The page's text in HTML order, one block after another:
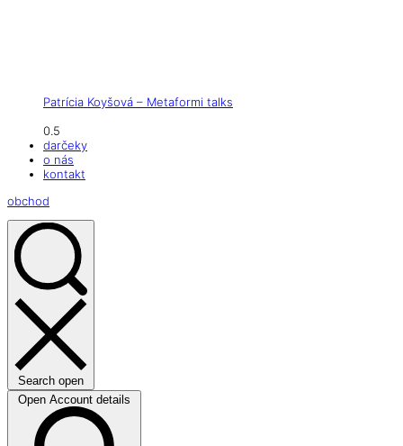
Patrícia Koyšová – Metaformi talks
darčeky
o nás
kontakt
obchod
Search open
Open Account details